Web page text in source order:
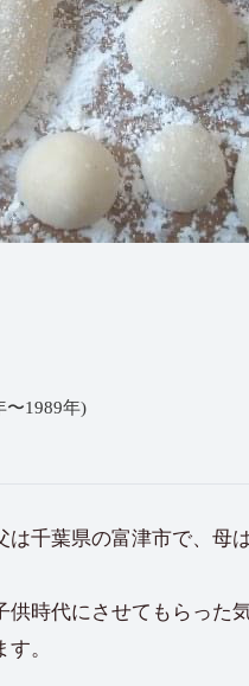
〜1989年)
千葉県の富津市で、母
時代にさせてもらった気
。